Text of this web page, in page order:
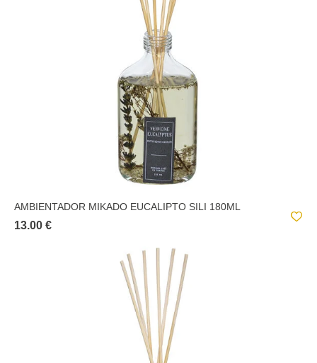
AMBIENTADOR MIKADO EUCALIPTO SILI 180ML
13.00 €